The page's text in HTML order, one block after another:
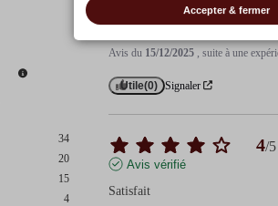
34
20
15
4
Toujours pas déballé, dans
Avis du 15/12/2025 , suite à une
Utile(0) Signaler
4/5
Avis vérifié
Satisfait
Accepter & fermer